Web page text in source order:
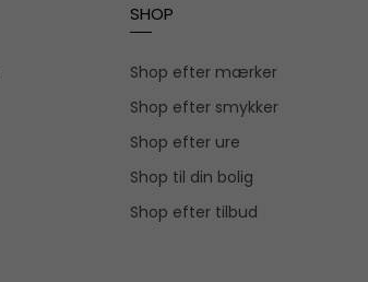
SHOP
Shop efter mærker
Shop efter smykker
Shop efter ure
Shop til din bolig
Shop efter tilbud